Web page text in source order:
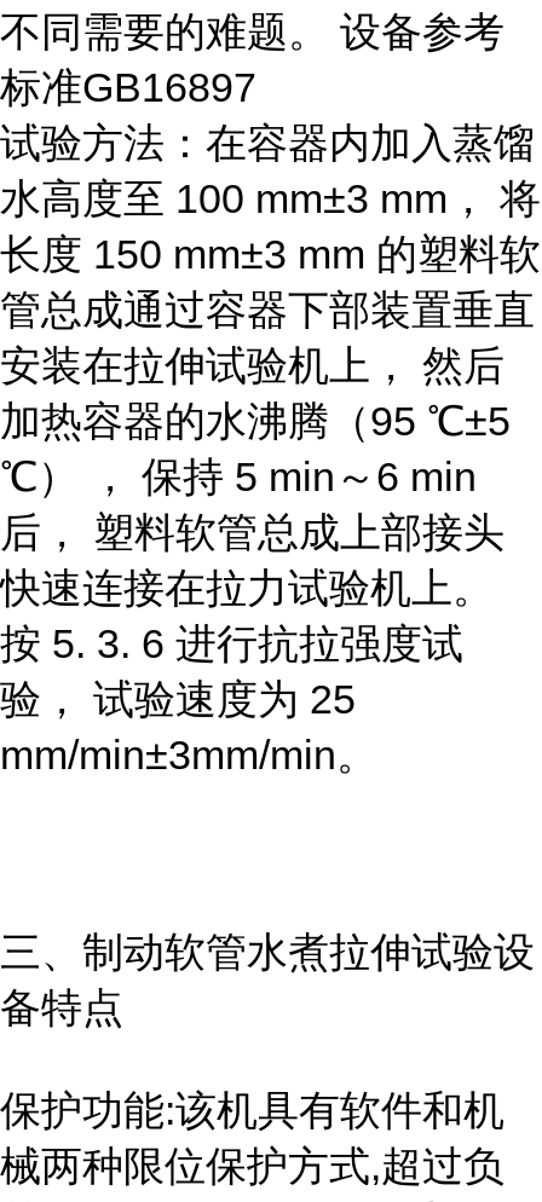
不同需要的难题。 设备参考
标准GB16897
试验方法：在容器内加入蒸馏
水高度至 100 mm±3 mm， 将
长度 150 mm±3 mm 的塑料软
管总成通过容器下部装置垂直
安装在拉伸试验机上， 然后
加热容器的水沸腾（95 ℃±5
℃） ， 保持 5 min～6 min
后， 塑料软管总成上部接头
快速连接在拉力试验机上。
按 5. 3. 6 进行抗拉强度试
验， 试验速度为 25
mm/min±3mm/min。
三、 制动软管水煮拉伸试验设
备特点
保护功能:该机具有软件和机
械两种限位保护方式,超过负